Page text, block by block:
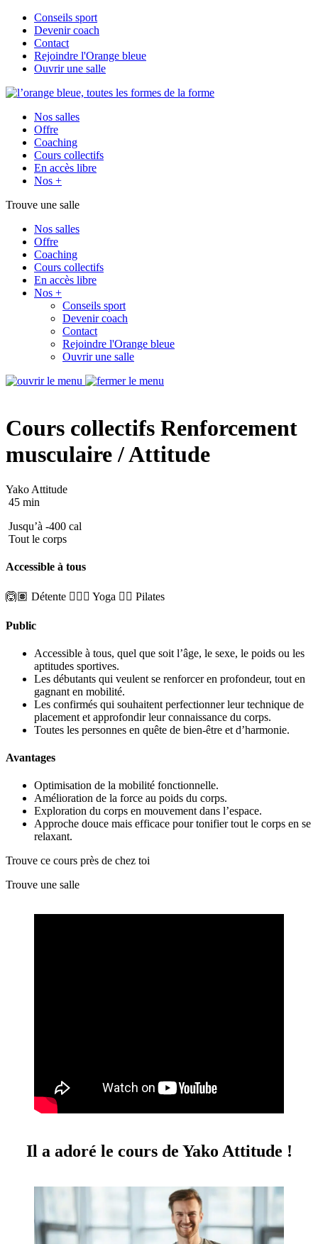
Conseils sport
Devenir coach
Contact
Rejoindre l'Orange bleue
Ouvrir une salle
Nos salles
Offre
Coaching
Cours collectifs
En accès libre
Nos +
Trouve une salle
Nos salles
Offre
Coaching
Cours collectifs
En accès libre
Nos +
Conseils sport
Devenir coach
Contact
Rejoindre l'Orange bleue
Ouvrir une salle
Cours collectifs Renforcement
musculaire / Attitude
Yako Attitude
45 min
Jusqu’à -400 cal
Tout le corps
Accessible à tous
🙆🏽 Détente 🧘🏼‍♂️ Yoga 🤸‍♀️ Pilates
Public
Accessible à tous, quel que soit l’âge, le sexe, le poids ou les
aptitudes sportives.
Les débutants qui veulent se renforcer en profondeur, tout en
gagnant en mobilité.
Les confirmés qui souhaitent perfectionner leur technique de
placement et approfondir leur connaissance du corps.
Toutes les personnes en quête de bien-être et d’harmonie.
Avantages
Optimisation de la mobilité fonctionnelle.
Amélioration de la force au poids du corps.
Exploration du corps en mouvement dans l’espace.
Approche douce mais efficace pour tonifier tout le corps en se
relaxant.
Trouve ce cours près de chez toi
Trouve une salle
Il a adoré le cours de Yako Attitude !